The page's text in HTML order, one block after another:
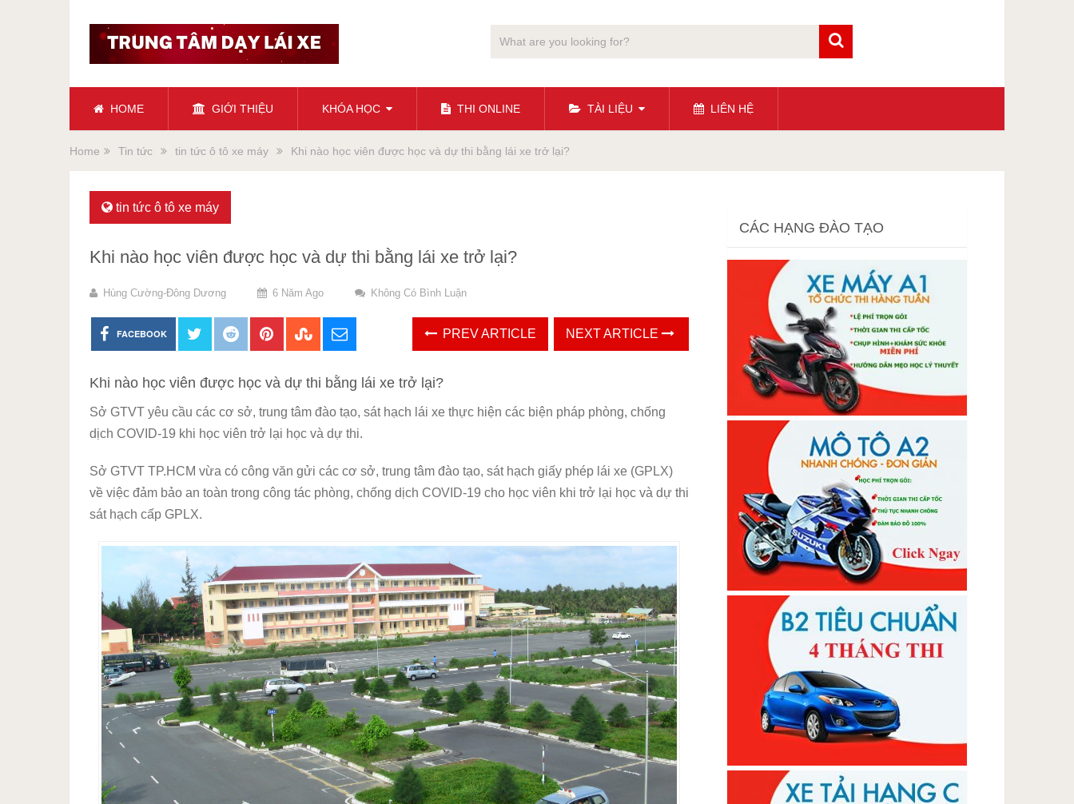
HOME GIỚI THIỆU KHÓA HỌC THI ONLINE TÀI LIỆU LIÊN HỆ
Home Tin tức tin tức ô tô xe máy Khi nào học viên được học và dự thi bằng lái xe trở lại?
tin tức ô tô xe máy
Khi nào học viên được học và dự thi bằng lái xe trở lại?
Hùng Cường-Đông Dương 6 Năm Ago Không Có Bình Luận
FACEBOOK PREV ARTICLE NEXT ARTICLE
Khi nào học viên được học và dự thi bằng lái xe trở lại?
Sở GTVT yêu cầu các cơ sở, trung tâm đào tạo, sát hạch lái xe thực hiện các biện pháp phòng, chống
dịch COVID-19 khi học viên trở lại học và dự thi.
Sở GTVT TP.HCM vừa có công văn gửi các cơ sở, trung tâm đào tạo, sát hạch giấy phép lái xe (GPLX)
về việc đảm bảo an toàn trong công tác phòng, chống dịch COVID-19 cho học viên khi trở lại học và dự thi
sát hạch cấp GPLX.
CÁC HẠNG ĐÀO TẠO